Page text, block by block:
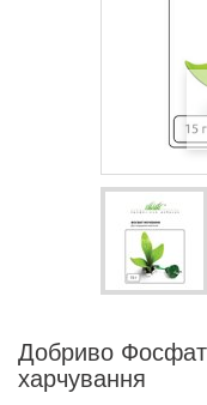
Добриво
харчування